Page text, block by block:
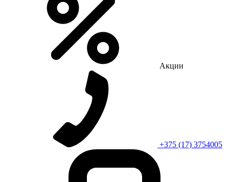
Акции
+375 (17) 3754005